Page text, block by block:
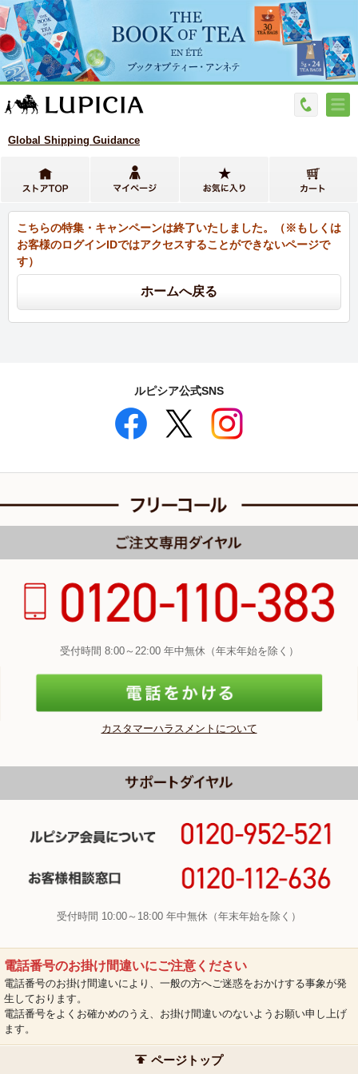
Global Shipping Guidance
こちらの特集・キャンペーンは終了いたしました。（※もしくは
お客様のログインIDではアクセスすることができないページで
す）
ルピシア公式SNS
受付時間 8:00～22:00 年中無休（年末年始を除く）
カスタマーハラスメントについて
受付時間 10:00～18:00 年中無休（年末年始を除く）
電話番号のお掛け間違いにご注意ください
電話番号のお掛け間違いにより、一般の方へご迷惑をおかけする事象が発
生しております。
電話番号をよくお確かめのうえ、お掛け間違いのないようお願い申し上げ
ます。
ページトップ